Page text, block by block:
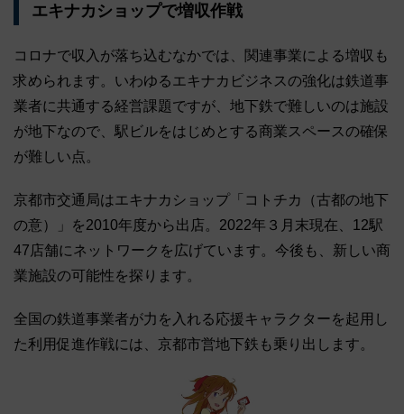
エキナカショップで増収作戦
コロナで収入が落ち込むなかでは、関連事業による増収も
求められます。いわゆるエキナカビジネスの強化は鉄道事
業者に共通する経営課題ですが、地下鉄で難しいのは施設
が地下なので、駅ビルをはじめとする商業スペースの確保
が難しい点。
京都市交通局はエキナカショップ「コトチカ（古都の地下
の意）」を2010年度から出店。2022年３月末現在、12駅
47店舗にネットワークを広げています。今後も、新しい商
業施設の可能性を探ります。
全国の鉄道事業者が力を入れる応援キャラクターを起用し
た利用促進作戦には、京都市営地下鉄も乗り出します。